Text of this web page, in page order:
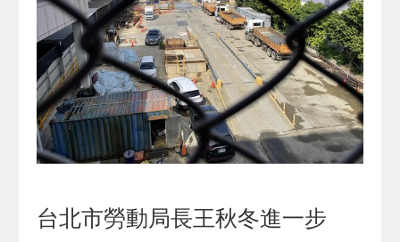
台北市勞動局長王秋冬進一步